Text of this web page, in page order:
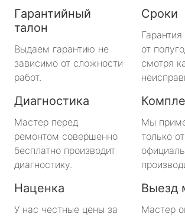
Гарантийный
талон
Выдаем гарантию не
зависимо от сложности
работ.
Сроки
от
смотря
Диагностика
Мастер перед
ремонтом совершенно
бесплатно производит
диагностику.
Мы
только от
Наценка
У нас честные цены за
Выезд
Мастер